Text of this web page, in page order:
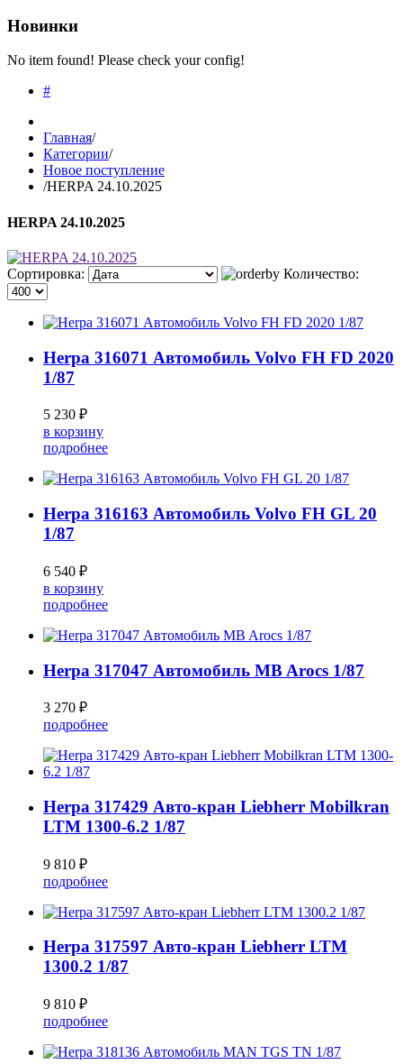
Новинки
No item found! Please check your config!
#
Главная/
Категории/
Новое поступление
/HERPA 24.10.2025
HERPA 24.10.2025
Сортировка: Количество:
Herpa 316071 Автомобиль Volvo FH FD 2020
1/87
5 230 ₽
в корзину
подробнее
Herpa 316163 Автомобиль Volvo FH GL 20
1/87
6 540 ₽
в корзину
подробнее
Herpa 317047 Автомобиль MB Arocs 1/87
3 270 ₽
подробнее
Herpa 317429 Авто-кран Liebherr Mobilkran
LTM 1300-6.2 1/87
9 810 ₽
подробнее
Herpa 317597 Авто-кран Liebherr LTM
1300.2 1/87
9 810 ₽
подробнее